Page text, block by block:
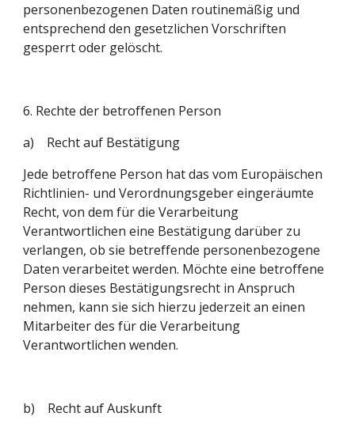
personenbezogenen Daten routinemäßig und
entsprechend den gesetzlichen Vorschriften
gesperrt oder gelöscht.
6. Rechte der betroffenen Person
a)    Recht auf Bestätigung
Jede betroffene Person hat das vom Europäischen
Richtlinien- und Verordnungsgeber eingeräumte
Recht, von dem für die Verarbeitung
Verantwortlichen eine Bestätigung darüber zu
verlangen, ob sie betreffende personenbezogene
Daten verarbeitet werden. Möchte eine betroffene
Person dieses Bestätigungsrecht in Anspruch
nehmen, kann sie sich hierzu jederzeit an einen
Mitarbeiter des für die Verarbeitung
Verantwortlichen wenden.
b)    Recht auf Auskunft